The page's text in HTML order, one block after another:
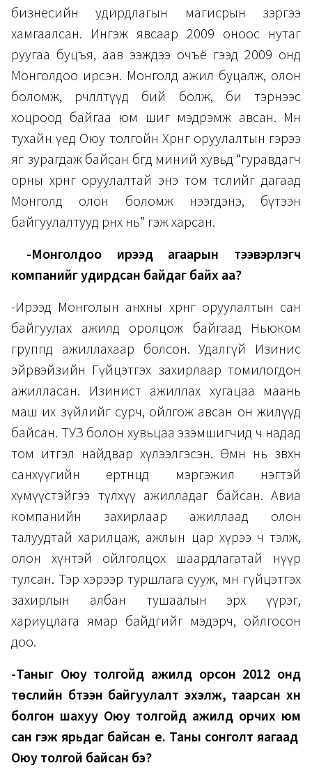
бизнесийн удирдлагын магисрын зэргээ
хамгаалсан. Ингэж явсаар 2009 оноос нутаг
руугаа буцъя, аав ээждээ очъё гээд 2009 онд
Монголдоо ирсэн. Монголд ажил буцалж, олон
боломж, өөрчлөлтүүд бий болж, би тэрнээс
хоцроод байгаа юм шиг мэдрэмж авсан. Мөн
тухайн үед Оюу толгойн Хөрөнгө оруулалтын гэрээ
яг зурагдаж байсан бөгөөд миний хувьд “гуравдагч
орны хөрөнгө оруулалтай энэ том төслийг дагаад
Монголд олон боломж нээгдэнэ, бүтээн
байгуулалтууд өрнөх нь” гэж харсан.
-Монголдоо ирээд агаарын тээвэрлэгч
компанийг удирдсан байдаг байх аа?
-Ирээд Монголын анхны хөрөнгө оруулалтын сан
байгуулах ажилд оролцож байгаад Ньюком
группд ажиллахаар болсон. Удалгүй Изинис
эйрвэйзийн Гүйцэтгэх захирлаар томилогдон
ажилласан. Изинист ажиллах хугацаа маань
маш их зүйлийг сурч, ойлгож авсан он жилүүд
байсан. ТУЗ болон хувьцаа эзэмшигчид ч надад
том итгэл найдвар хүлээлгэсэн. Өмнө нь зөвхөн
санхүүгийн ертөнцөд мэргэжил нэгтэй
хүмүүстэйгээ түлхүү ажилладаг байсан. Авиа
компанийн захирлаар ажиллаад олон
талуудтай харилцаж, ажлын цар хүрээ ч тэлж,
олон хүнтэй ойлголцох шаардлагатай нүүр
тулсан. Тэр хэрээр туршлага сууж, мөн гүйцэтгэх
захирлын албан тушаалын эрх үүрэг,
хариуцлага ямар байдгийг мэдэрч, ойлгосон
доо.
-Таныг Оюу толгойд ажилд орсон 2012 онд
төслийн бүтээн байгуулалт эхэлж, таарсан хүн
болгон шахуу Оюу толгойд ажилд орчих юм
сан гэж ярьдаг байсан үе. Таны сонголт яагаад
Оюу толгой байсан бэ?